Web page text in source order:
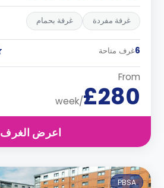
غرفة مفردة غرفة بحمام
6غرف متاحة
From
£280
/week
اعرض الغرف
PBSA